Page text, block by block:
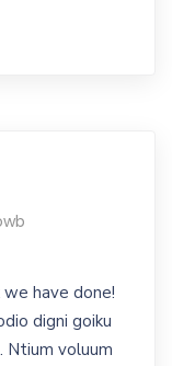
have done!
digni goiku
Ntium voluum